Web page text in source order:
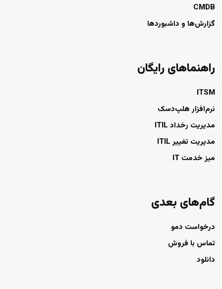
CMDB
گزارش‌ها و داشبوردها
راهنماهای رایگان
ITSM
نرم‌افزار هلپ‌دسک
مدیریت رخداد ITIL
مدیریت تغییر ITIL
میز خدمت IT
گام‌های بعدی
درخواست دمو
تماس با فروش
دانلود